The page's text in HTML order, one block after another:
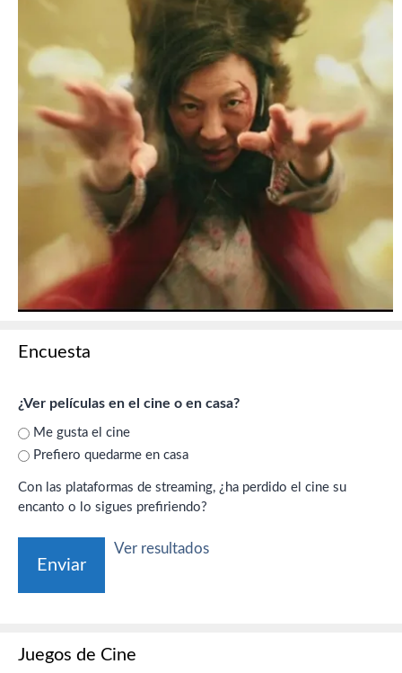
Encuesta
¿Ver películas en el cine o en casa?
Me gusta el cine
Prefiero quedarme en casa
Con las plataformas de streaming, ¿ha perdido el cine su
encanto o lo sigues prefiriendo?
Ver resultados
Juegos de Cine